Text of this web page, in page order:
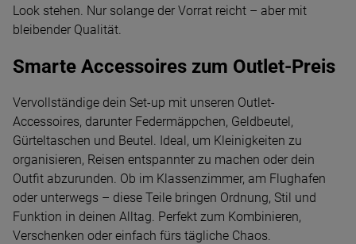
Look stehen. Nur solange der Vorrat reicht – aber mit
bleibender Qualität.
Smarte Accessoires zum Outlet-Preis
Vervollständige dein Set-up mit unseren Outlet-
Accessoires, darunter Federmäppchen, Geldbeutel,
Gürteltaschen und Beutel. Ideal, um Kleinigkeiten zu
organisieren, Reisen entspannter zu machen oder dein
Outfit abzurunden. Ob im Klassenzimmer, am Flughafen
oder unterwegs – diese Teile bringen Ordnung, Stil und
Funktion in deinen Alltag. Perfekt zum Kombinieren,
Verschenken oder einfach fürs tägliche Chaos.